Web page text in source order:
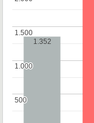
500
500
1.000
1.000
1.500
1.500
1.352